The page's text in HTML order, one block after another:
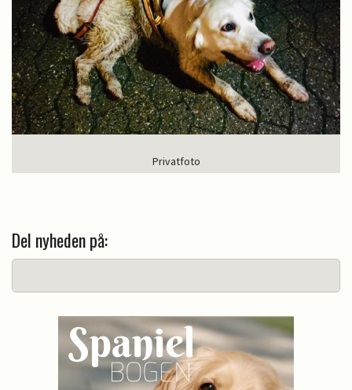
Privatfoto
Del nyheden på: